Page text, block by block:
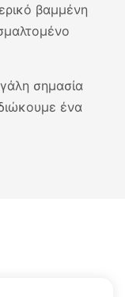
βαμμένη
σημασία
ένα